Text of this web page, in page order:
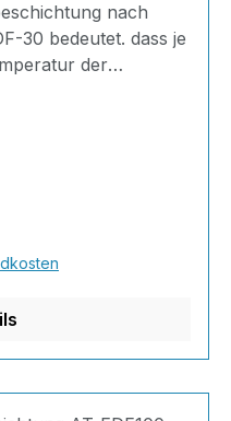
nach
30 bedeutet. dass je
der
nach Wahl
Feststoff